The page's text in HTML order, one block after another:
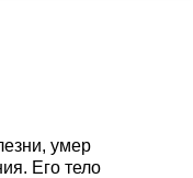
умер
Его тело